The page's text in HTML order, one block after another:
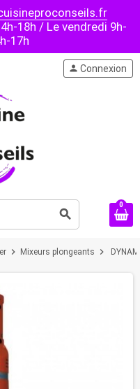
18h / Le vendredi 9h-
17h
search
person Connexion
0
chevron_right Mixeurs plongeants chevron_right